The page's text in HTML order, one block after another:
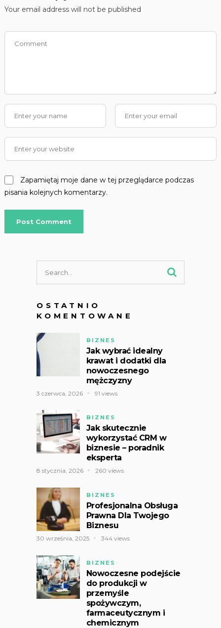
Your email address will not be published
Zapamiętaj moje dane w tej przeglądarce podczas
pisania kolejnych komentarzy.
OSTATNIO
KOMENTOWANE
BIZNES
Jak wybrać idealny
krawat i dodatki dla
nowoczesnego
mężczyzny
3 czerwca, 2026 91 views
BIZNES
Jak skutecznie
wykorzystać CRM w
biznesie – poradnik
eksperta
8 stycznia, 2026 260 views
BIZNES
Profesjonalna Obsługa
Prawna Dla Twojego
Biznesu
30 września, 2025 344 views
BIZNES
Nowoczesne podejście
do produkcji w
przemyśle
spożywczym,
farmaceutycznym i
chemicznym